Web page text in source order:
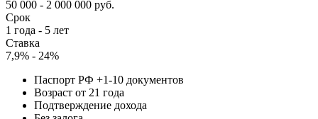
50 000 - 2 000 000 руб.
Срок
1 года - 5 лет
Ставка
7,9% - 24%
Паспорт РФ +1-10 документов
Возраст от 21 года
Подтверждение дохода